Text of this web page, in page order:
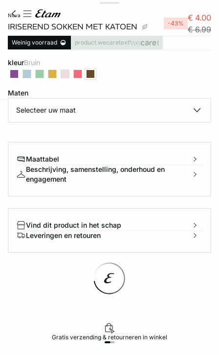
nova
IRISEREND SOKKEN MET KATOEN -43%
€ 4.00
€ 6.99
Weinig voorraad product.wecaretext
kleur bruin
Maten
Selecteer uw maat
Maattabel
Beschrijving, samenstelling, onderhoud en
engagement
Vind dit product in het schap
Leveringen en retouren
Gratis verzending & retourneren in winkel